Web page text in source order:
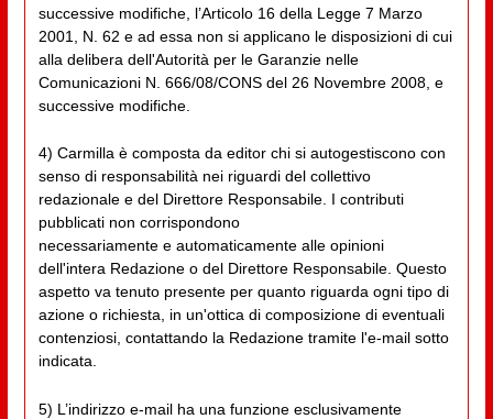
successive modifiche, l’Articolo 16 della Legge 7 Marzo
2001, N. 62 e ad essa non si applicano le disposizioni di cui
alla delibera dell'Autorità per le Garanzie nelle
Comunicazioni N. 666/08/CONS del 26 Novembre 2008, e
successive modifiche.
4) Carmilla è composta da editor chi si autogestiscono con
senso di responsabilità nei riguardi del collettivo
redazionale e del Direttore Responsabile. I contributi
pubblicati non corrispondono
necessariamente e automaticamente alle opinioni
dell'intera Redazione o del Direttore Responsabile. Questo
aspetto va tenuto presente per quanto riguarda ogni tipo di
azione o richiesta, in un'ottica di composizione di eventuali
contenziosi, contattando la Redazione tramite l'e-mail sotto
indicata.
5) L’indirizzo e-mail ha una funzione esclusivamente